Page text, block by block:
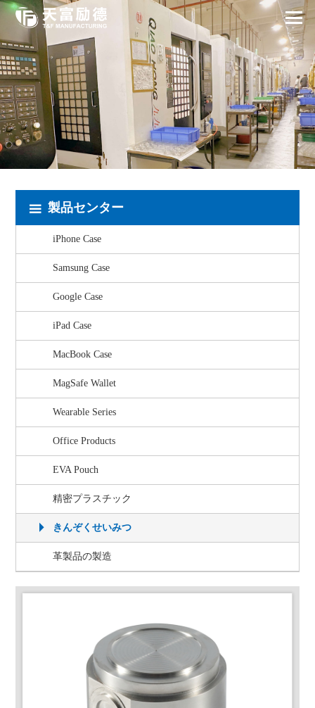
製品センター
iPhone Case
Samsung Case
Google Case
iPad Case
MacBook Case
MagSafe Wallet
Wearable Series
Office Products
EVA Pouch
精密プラスチック
きんぞくせいみつ
革製品の製造